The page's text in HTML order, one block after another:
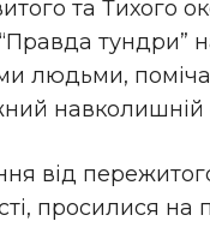
та Тихого
тундри”
людьми,
навколишній
від
просилися на